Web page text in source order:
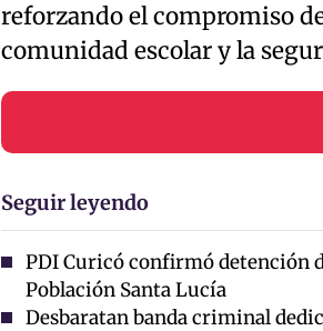
reforzando el compromiso
comunidad escolar y la
Seguir leyendo
PDI Curicó confirmó detención
Población Santa Lucía
Desbaratan banda criminal